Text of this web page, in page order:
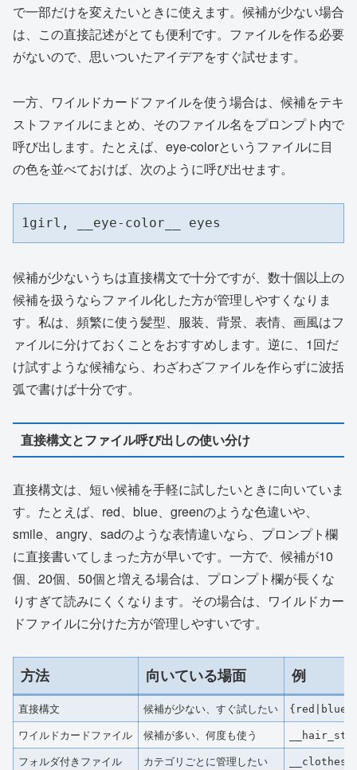
で一部だけを変えたいときに使えます。候補が少ない場合
は、この直接記述がとても便利です。ファイルを作る必要
がないので、思いついたアイデアをすぐ試せます。
一方、ワイルドカードファイルを使う場合は、候補をテキ
ストファイルにまとめ、そのファイル名をプロンプト内で
呼び出します。たとえば、eye-colorというファイルに目
の色を並べておけば、次のように呼び出せます。
1girl, __eye-color__ eyes
候補が少ないうちは直接構文で十分ですが、数十個以上の
候補を扱うならファイル化した方が管理しやすくなりま
す。私は、頻繁に使う髪型、服装、背景、表情、画風はフ
ァイルに分けておくことをおすすめします。逆に、1回だ
け試すような候補なら、わざわざファイルを作らずに波括
弧で書けば十分です。
直接構文とファイル呼び出しの使い分け
直接構文は、短い候補を手軽に試したいときに向いていま
す。たとえば、red、blue、greenのような色違いや、
smile、angry、sadのような表情違いなら、プロンプト欄
に直接書いてしまった方が早いです。一方で、候補が10
個、20個、50個と増える場合は、プロンプト欄が長くな
りすぎて読みにくくなります。その場合は、ワイルドカー
ドファイルに分けた方が管理しやすいです。
方法 向いている場面 例
直接構文 候補が少ない、すぐ試したい
ワイルドカードファイル 候補が多い、何度も使う
フォルダ付きファイル カテゴリごとに管理したい __clothes/